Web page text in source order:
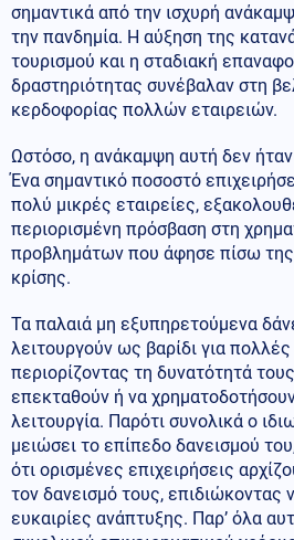
σημαντικά από την ισχυρή
την πανδημία. Η αύξηση της
τουρισμού και η σταδιακή
δραστηριότητας συνέβαλαν στη
κερδοφορίας πολλών εταιρειών.
Ωστόσο, η ανάκαμψη αυτή δεν
Ένα σημαντικό ποσοστό
πολύ μικρές εταιρείες,
περιορισμένη πρόσβαση στη
προβλημάτων που άφησε πίσω
κρίσης.
Τα παλαιά μη εξυπηρετούμενα
λειτουργούν ως βαρίδι για πολλές
περιορίζοντας τη δυνατότητά
επεκταθούν ή να
λειτουργία. Παρότι συνολικά ο
μειώσει το επίπεδο δανεισμού
ότι ορισμένες επιχειρήσεις
τον δανεισμό τους, επιδιώκοντας
ευκαιρίες ανάπτυξης. Παρ’ όλα